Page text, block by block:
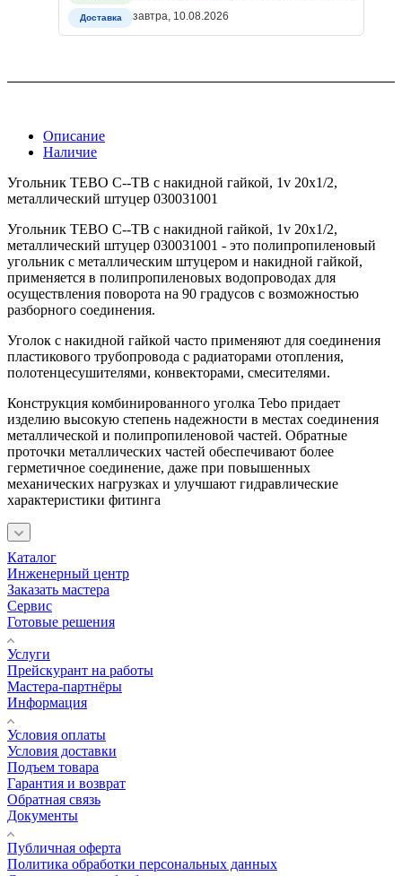
Доставка завтра, 10.08.2026
Описание
Наличие
Угольник TEBO C--TB с накидной гайкой, 1v 20x1/2,
металлический штуцер 030031001
Угольник TEBO C--TB с накидной гайкой, 1v 20x1/2,
металлический штуцер 030031001 - это полипропиленовый
угольник с металлическим штуцером и накидной гайкой,
применяется в полипропиленовых водопроводах для
осуществления поворота на 90 градусов с возможностью
разборного соединения.
Уголок с накидной гайкой часто применяют для соединения
пластикового трубопровода с радиаторами отопления,
полотенцесушителями, конвекторами, смесителями.
Конструкция комбинированного уголка Tebo придает
изделию высокую степень надежности в местах соединения
металлической и полипропиленовой частей. Обратные
проточки металлических частей обеспечивают более
герметичное соединение, даже при повышенных
механических нагрузках и улучшают гидравлические
характеристики фитинга
Каталог
Инженерный центр
Заказать мастера
Сервис
Готовые решения
Услуги
Прейскурант на работы
Мастера-партнёры
Информация
Условия оплаты
Условия доставки
Подъем товара
Гарантия и возврат
Обратная связь
Документы
Публичная оферта
Политика обработки персональных данных